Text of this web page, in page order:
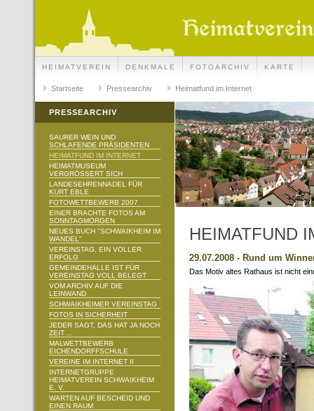
HEIMATVEREIN DENKMALE FOTOARCHIV KARTE
Startseite Pressearchiv Heimatfund im Internet
PRESSEARCHIV
SAURER WEIN UND
SCHLAFENDE PRÄSIDENTEN
HEIMATFUND IM INTERNET
HEIMATMUSEUM
VERGRÖSSERT SICH
LANDESEHRENNADEL FÜR
KURT EBLE
FOTOWETTBEWERB 2007
EINER BRACHTE FOTOS AM
SONNTAGMORGEN
NEUES BUCH "SCHWAIKHEIM IM
WANDEL"
VEREINSTAG, EIN VOLLER
ERFOLG
GEMEINDEHALLE IST FÜR
VEREINSTAG VOLL BELEGT
VOM ARCHIV AUF DIE
LEINWAND
SCHWAIKHEIMER VEREINSTAG
FOTOS IN SICHERHEIT
JEDER SAGT, DAS HAT JA NOCH
ZEIT ...
MALWETTBEWERB
EICHENDORFFSCHULE
VEREINE IM INTERNET II
INTERNETGRUPPE
HEIMATVEREIN SCHWAIKHEIM
E. V.
WARTEN AUF BESCHEID UND
EINEN RAUM
HEIMATFUND
29.07.2008 - Rund um
Das Motiv altes Rathaus ist nicht